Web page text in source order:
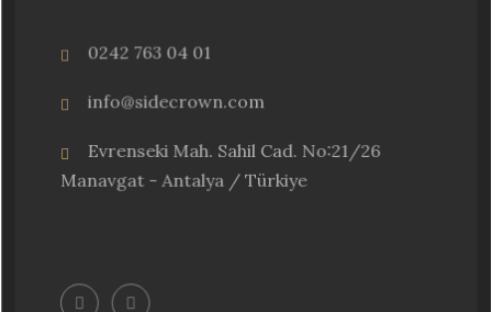
0242 763 04 01
info@sidecrown.com
Evrenseki Mah. Sahil Cad. No:21/26
Manavgat - Antalya / Türkiye